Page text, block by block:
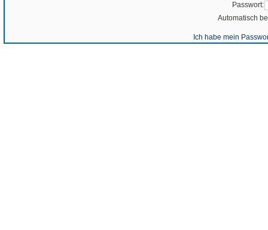
Passwort:
Automatisch
Ich habe mein